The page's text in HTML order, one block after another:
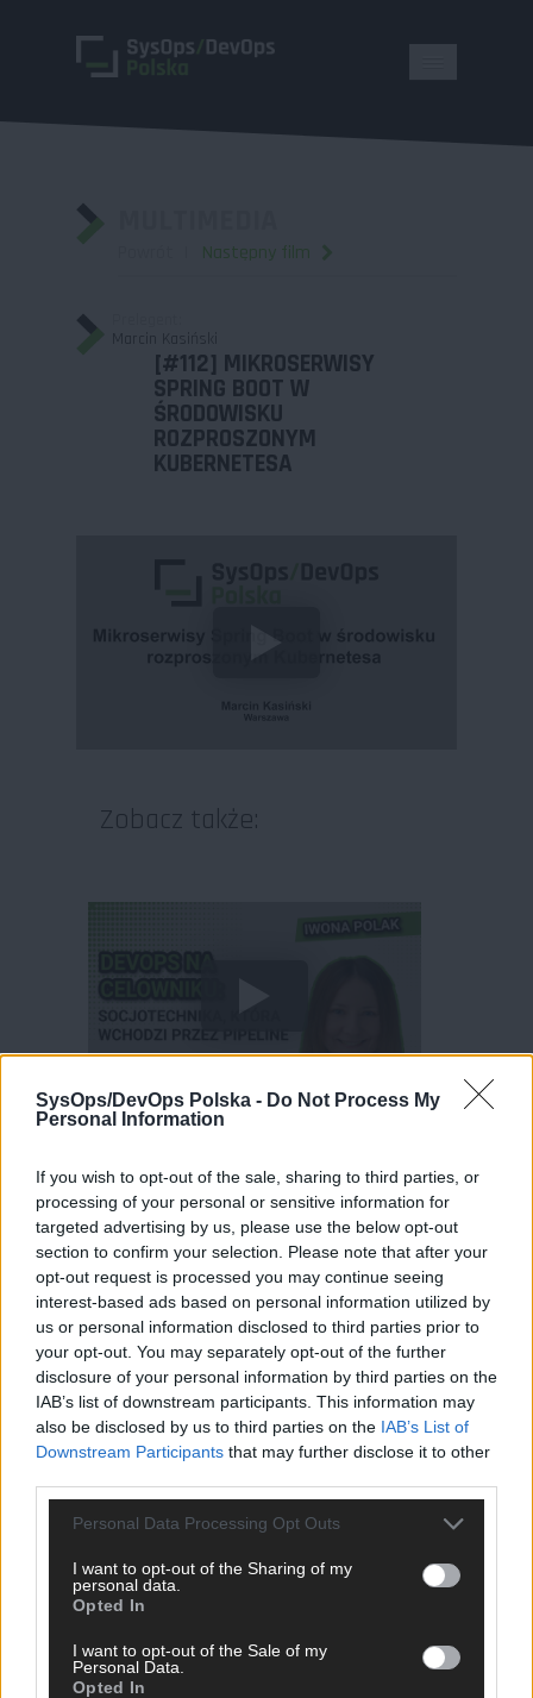
SysOps/DevOps Polska - Do Not Process My
Personal Information
If you wish to opt-out of the sale, sharing to third parties, or
processing of your personal or sensitive information for
targeted advertising by us, please use the below opt-out
section to confirm your selection. Please note that after your
opt-out request is processed you may continue seeing
interest-based ads based on personal information utilized by
us or personal information disclosed to third parties prior to
your opt-out. You may separately opt-out of the further
disclosure of your personal information by third parties on the
IAB’s list of downstream participants. This information may
also be disclosed by us to third parties on the IAB’s List of
Downstream Participants that may further disclose it to other
Personal Data Processing Opt Outs
I want to opt-out of the Sharing of my
personal data.
Opted In
I want to opt-out of the Sale of my
Personal Data.
Opted In
Następny film
Marcin Kasiński
[#112] MIKROSERWISY
SPRING BOOT W
ŚRODOWISKU
ROZPROSZONYM
KUBERNETESA
Zobacz także:
[#665] DevOps na celowniku:
socjotechnika, która wchodzi przez
[#664] Azure Private Endpoints and DNS
Resolution Architecture